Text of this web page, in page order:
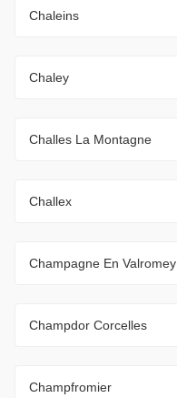
Chaleins
Chaley
Challes La Montagne
Challex
Champagne En Valromey
Champdor Corcelles
Champfromier